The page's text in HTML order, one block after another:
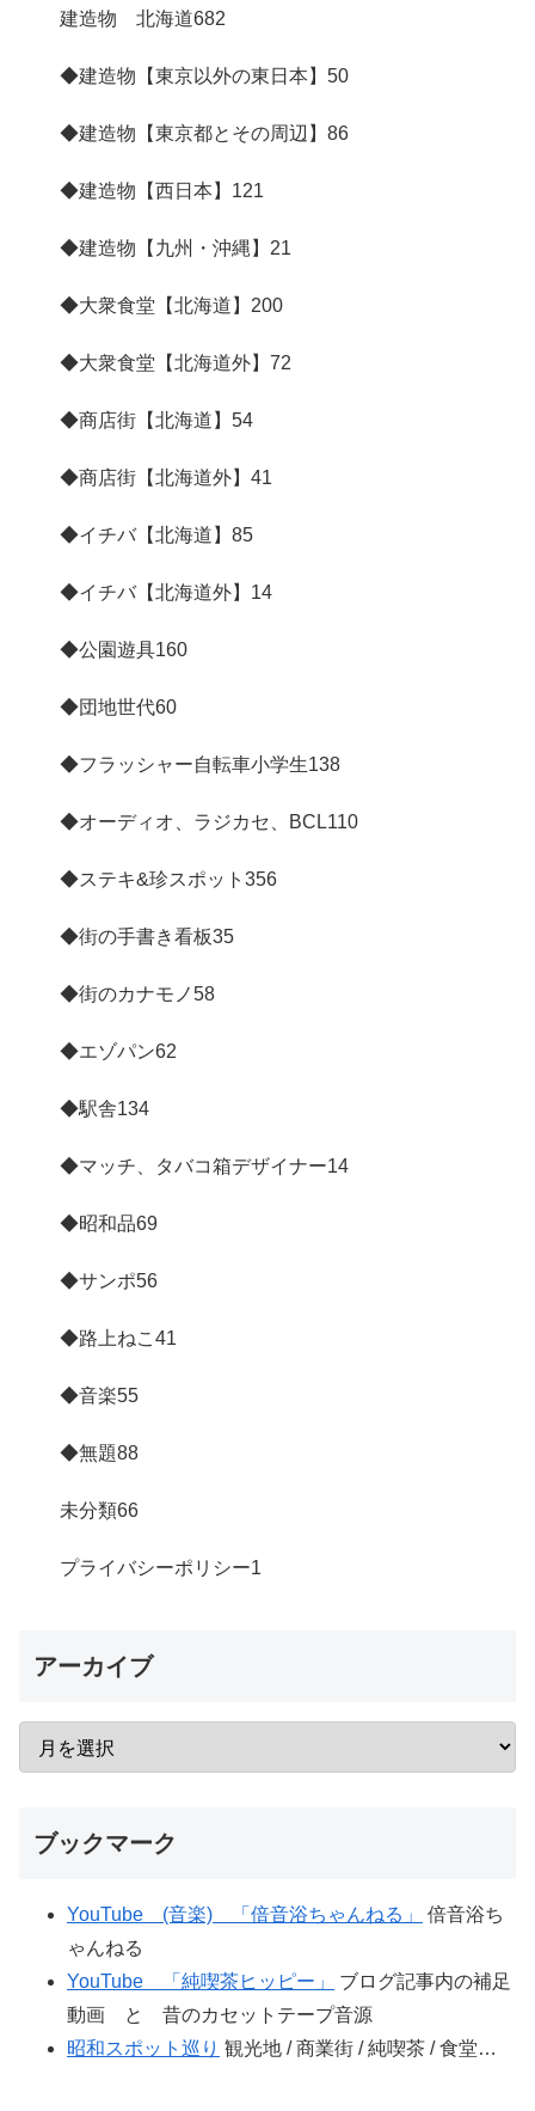
建造物 北海道682
◆建造物【東京以外の東日本】 50
◆建造物【東京都とその周辺】 86
◆建造物【西日本】 121
◆建造物【九州・沖縄】 21
◆大衆食堂【北海道】 200
◆大衆食堂【北海道外】 72
◆商店街【北海道】 54
◆商店街【北海道外】 41
◆イチバ【北海道】 85
◆イチバ【北海道外】 14
◆公園遊具160
◆団地世代60
◆フラッシャー自転車小学生138
◆オーディオ、ラジカセ、BCL110
◆ステキ&珍スポット 356
◆街の手書き看板35
◆街のカナモノ58
◆エゾパン62
◆駅舎134
◆マッチ、タバコ箱デザイナー14
◆昭和品69
◆サンポ56
◆路上ねこ 41
◆音楽55
◆無題88
未分類66
プライバシーポリシー1
アーカイブ
ブックマーク
YouTube (音楽) 「倍音浴ちゃんねる」
倍音浴ち
ゃんねる
YouTube 「純喫茶ヒッピー」
ブログ記事内の補足
動画 と 昔のカセットテープ音源
昭和スポット巡り 観光地 / 商業街 / 純喫茶 / 食堂…